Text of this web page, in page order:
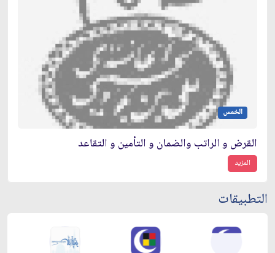
الخمس
القرض و الراتب والضمان و التأمين و التقاعد
المزيد
التطبيقات